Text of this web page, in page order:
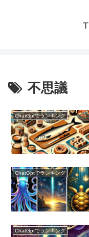
不思議
ChatGptでランキング
ChatGptでランキング
ChatGptでランキング